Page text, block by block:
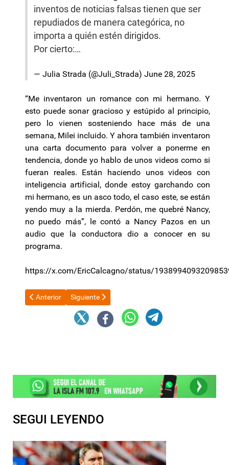
inventos de noticias falsas tienen que ser
repudiados de manera categórica, no
importa a quién estén dirigidos.
Por cierto:…
— Julia Strada (@Juli_Strada) June 28, 2025
“Me inventaron un romance con mi hermano. Y
esto puede sonar gracioso y estúpido al principio,
pero lo vienen sosteniendo hace más de una
semana, Milei incluido. Y ahora también inventaron
una carta documento para volver a ponerme en
tendencia, donde yo hablo de unos videos como si
fueran reales. Están haciendo unos videos con
inteligencia artificial, donde estoy garchando con
mi hermano, es un asco todo, el caso este, se están
yendo muy a la mierda. Perdón, me quebré Nancy,
no puedo más”, le contó a Nancy Pazos en un
audio que la conductora dio a conocer en su
programa.
https://x.com/EricCalcagno/status/
Artículo anterior: Nuevo drenaje de funcionarios en el gobierno
Anterior Artículo siguiente: El ministerio de Educación
Siguiente
SEGUI LEYENDO